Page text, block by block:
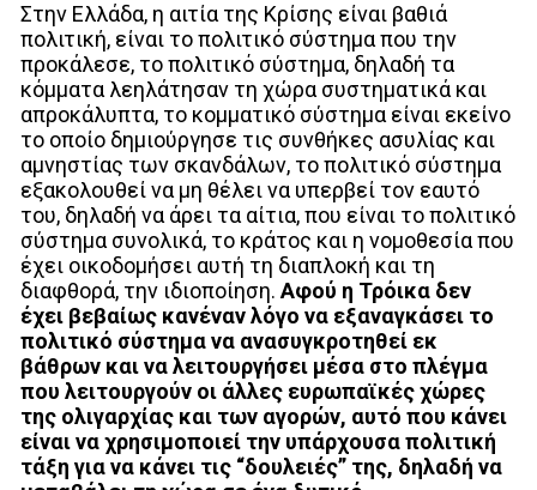
Στην Ελλάδα, η αιτία της Κρίσης είναι βαθιά
πολιτική, είναι το πολιτικό σύστημα που την
προκάλεσε, το πολιτικό σύστημα, δηλαδή τα
κόμματα λεηλάτησαν τη χώρα συστηματικά και
απροκάλυπτα, το κομματικό σύστημα είναι εκείνο
το οποίο δημιούργησε τις συνθήκες ασυλίας και
αμνηστίας των σκανδάλων, το πολιτικό σύστημα
εξακολουθεί να μη θέλει να υπερβεί τον εαυτό
του, δηλαδή να άρει τα αίτια, που είναι το πολιτικό
σύστημα συνολικά, το κράτος και η νομοθεσία που
έχει οικοδομήσει αυτή τη διαπλοκή και τη
διαφθορά, την ιδιοποίηση.Αφού η Τρόικα δεν
έχει βεβαίως κανέναν λόγο να εξαναγκάσει το
πολιτικό σύστημα να ανασυγκροτηθεί εκ
βάθρων και να λειτουργήσει μέσα στο πλέγμα
που λειτουργούν οι άλλες ευρωπαϊκές χώρες
της ολιγαρχίας και των αγορών, αυτό που κάνει
είναι να χρησιμοποιεί την υπάρχουσα πολιτική
τάξη για να κάνει τις “δουλειές” της, δηλαδή να